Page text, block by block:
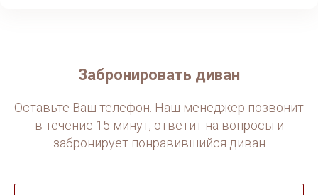
сохраняется в 2 раза дольше.
Забронировать диван
Оставьте Ваш телефон. Наш менеджер позвонит
в течение 15 минут, ответит на вопросы и
забронирует понравившийся диван